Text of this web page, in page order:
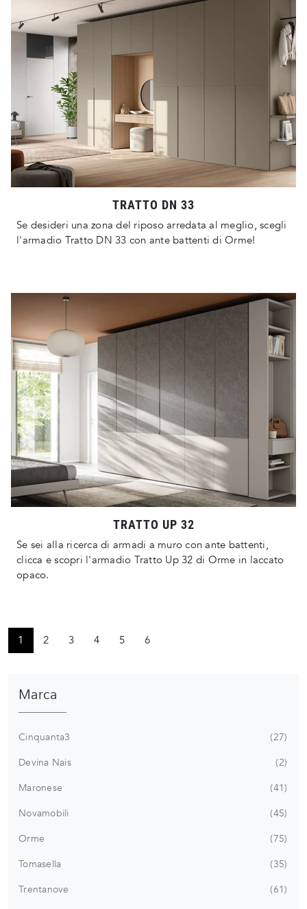
TRATTO DN 33
Se desideri una zona del riposo arredata al meglio, scegli
l'armadio Tratto DN 33 con ante battenti di Orme!
TRATTO UP 32
Se sei alla ricerca di armadi a muro con ante battenti,
clicca e scopri l'armadio Tratto Up 32 di Orme in laccato
opaco.
1 2 3 4 5 6
Marca
Cinquanta3
27
Devina Nais
2
Maronese
41
Novamobili
45
Orme
75
Tomasella
35
Trentanove
61